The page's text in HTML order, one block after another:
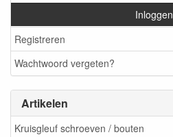
Inloggen
Registreren
Wachtwoord vergeten?
Artikelen
Kruisgleuf schroeven / bouten